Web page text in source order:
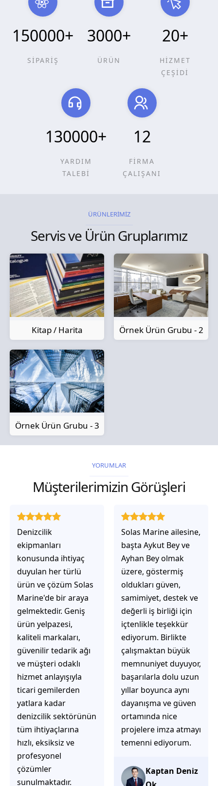
150000+
SİPARİŞ
3000+
ÜRÜN
20+
HİZMET
ÇEŞİDİ
130000+
YARDIM
TALEBİ
12
FİRMA
ÇALIŞANI
ÜRÜNLERİMİZ
Servis ve Ürün Gruplarımız
Kitap / Harita Örnek Ürün Grubu - 2
Örnek Ürün Grubu - 3
YORUMLAR
Müşterilerimizin Görüşleri
Solas Marine ailesine,
başta Aykut Bey ve
Ayhan Bey olmak
üzere, göstermiş
oldukları güven,
samimiyet, destek ve
değerli iş birliği için
içtenlikle teşekkür
ediyorum. Birlikte
çalışmaktan büyük
memnuniyet duyuyor,
başarılarla dolu uzun
yıllar boyunca aynı
dayanışma ve güven
ortamında nice
projelere imza atmayı
temenni ediyorum.
Kaptan Deniz
Solas Marine ile
çalıştığınızda,
işlerinin gerçekten
çözüm üretmeye
odaklı olduğunu
hemen fark
ediyorsunuz.
İhtiyaçlarınıza hızlı ve
doğru çözümler
sunmaya çalışıyorlar.
Müşteri
memnuniyetini ön
planda tutan
yaklaşımları, ilgili
iletişimleri ve
güvenilir hizmet
anlayışları sayesinde
başarılı bir ekip
olduklarını